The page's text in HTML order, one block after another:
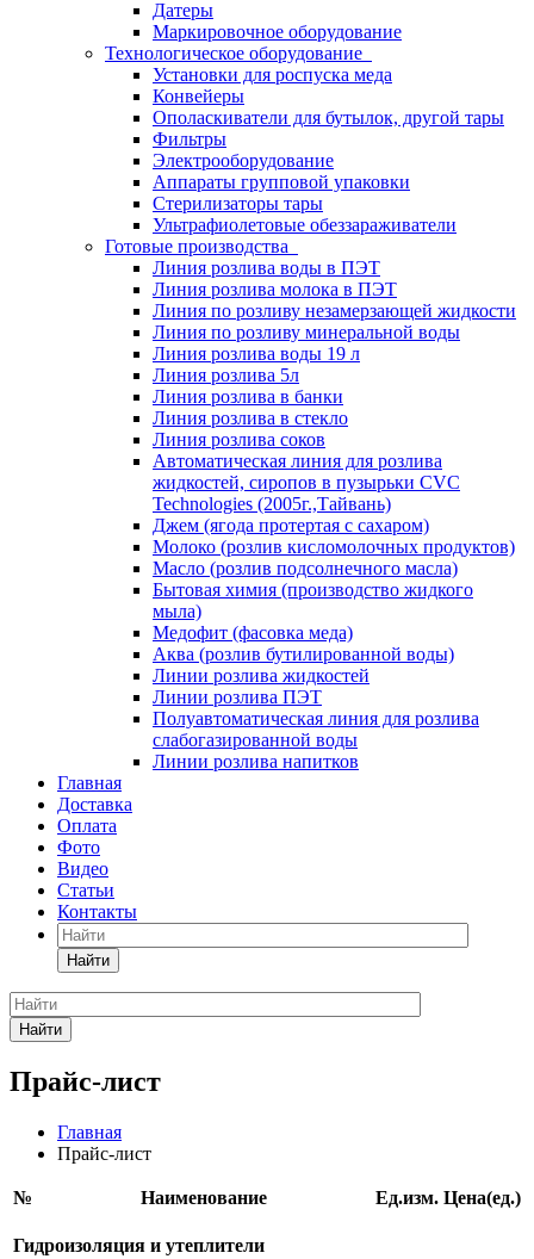
Датеры
Маркировочное оборудование
Технологическое оборудование
Установки для роспуска меда
Конвейеры
Ополаскиватели для бутылок, другой тары
Фильтры
Электрооборудование
Аппараты групповой упаковки
Стерилизаторы тары
Ультрафиолетовые обеззараживатели
Готовые производства
Линия розлива воды в ПЭТ
Линия розлива молока в ПЭТ
Линия по розливу незамерзающей жидкости
Линия по розливу минеральной воды
Линия розлива воды 19 л
Линия розлива 5л
Линия розлива в банки
Линия розлива в стекло
Линия розлива соков
Автоматическая линия для розлива
жидкостей, сиропов в пузырьки CVC
Technologies (2005г.,Тайвань)
Джем (ягода протертая с сахаром)
Молоко (розлив кисломолочных продуктов)
Масло (розлив подсолнечного масла)
Бытовая химия (производство жидкого
мыла)
Медофит (фасовка меда)
Аква (розлив бутилированной воды)
Линии розлива жидкостей
Линии розлива ПЭТ
Полуавтоматическая линия для розлива
слабогазированной воды
Линии розлива напитков
Главная
Доставка
Оплата
Фото
Видео
Статьи
Контакты
Найти
Найти
Прайс-лист
Главная
Прайс-лист
№ Наименование Ед.изм. Цена(ед.)
Гидроизоляция и утеплители